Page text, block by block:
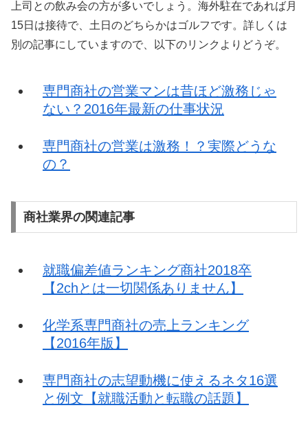
上司との飲み会の方が多いでしょう。海外駐在であれば月
15日は接待で、土日のどちらかはゴルフです。詳しくは
別の記事にしていますので、以下のリンクよりどうぞ。
専門商社の営業マンは昔ほど激務じゃ
ない？2016年最新の仕事状況
専門商社の営業は激務！？実際どうな
の？
商社業界の関連記事
就職偏差値ランキング商社2018卒
【2chとは一切関係ありません】
化学系専門商社の売上ランキング
【2016年版】
専門商社の志望動機に使えるネタ16選
と例文【就職活動と転職の話題】